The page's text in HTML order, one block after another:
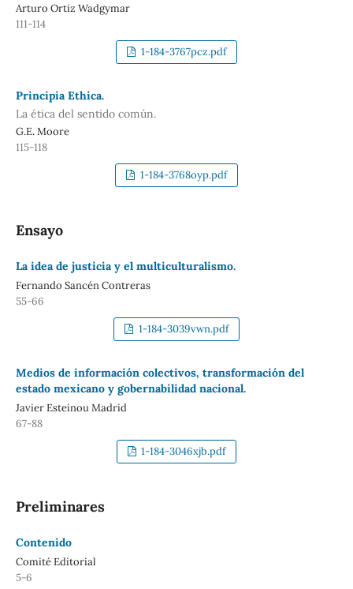
Arturo Ortiz Wadgymar
111-114
1-184-3767pcz.pdf
Principia Ethica.
La ética del sentido común.
G.E. Moore
115-118
1-184-3768oyp.pdf
Ensayo
La idea de justicia y el multiculturalismo.
Fernando Sancén Contreras
55-66
1-184-3039vwn.pdf
Medios de información colectivos, transformación del
estado mexicano y gobernabilidad nacional.
Javier Esteinou Madrid
67-88
1-184-3046xjb.pdf
Preliminares
Contenido
Comité Editorial
5-6